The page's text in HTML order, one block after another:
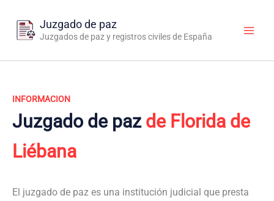
contenido
Juzgado de paz
Juzgados de paz y registros civiles de España
INFORMACION
Juzgado de paz de Florida de
Liébana
El juzgado de paz es una institución judicial que presta